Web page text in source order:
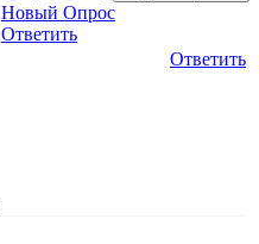
Новый Опрос
Ответить
Ответить